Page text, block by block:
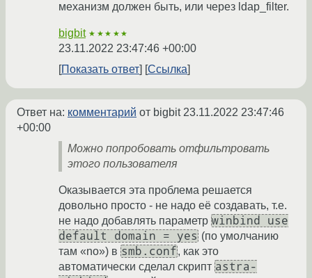
механизм должен быть, или через ldap_filter.
bigbit ★★★★★
23.11.2022 23:47:46 +00:00
Показать ответ
Ссылка
Ответ на: комментарий от bigbit23.11.2022 23:47:46
+00:00
Можно попробовать отфильтровать
этого пользователя
Оказывается эта проблема решается
довольно просто - не надо её создавать, т.е.
не надо добавлять параметр winbind use
default domain = yes (по умолчанию
там «no») в smb.conf, как это
автоматически сделал скрипт astra-